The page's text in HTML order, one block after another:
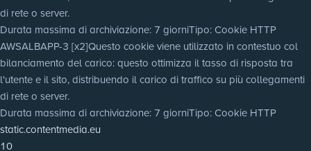
di rete o server.
Durata massima di archiviazione: 7 giorniTipo: Cookie HTTP
AWSALBAPP-3 [x2]Questo cookie viene utilizzato in contestuo col
bilanciamento del carico: questo ottimizza il tasso di risposta tra
l'utente e il sito, distribuendo il carico di traffico su più collegamenti
di rete o server.
Durata massima di archiviazione: 7 giorniTipo: Cookie HTTP
static.contentmedia.eu
10